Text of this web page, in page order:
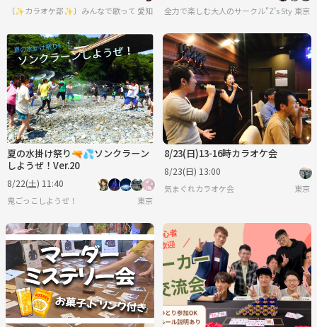
〔✨カラオケ部✨〕みんなで歌ってストレス発散⭐︎
愛知 全力で楽しむ大人のサークル"Z’s Style"東京
夏の水掛け祭り🔫💦ソンクラーン
しようぜ！Ver.20
8/22(土) 11:40
鬼ごっこしようぜ！ 東京
8/23(日)13-16時カラオケ会
8/23(日) 13:00
気まぐれカラオケ会 東京